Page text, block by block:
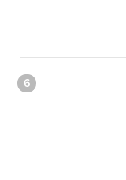
6